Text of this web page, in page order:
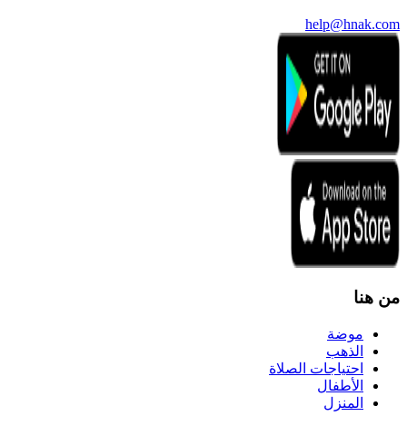
help@hnak.com
من هنا
موضة
الذهب
احتياجات الصلاة
الأطفال
المنزل